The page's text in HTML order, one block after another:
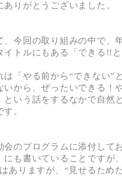
ありがとうございました。
今回の取り組みの中で、
イトルにもある「できる!!
「やる前から“できない”
いから、ぜったいできる！
という話をするなかで自然
す。
のプログラムに添付して
にも書いていることですが
ありますが、“見せるため